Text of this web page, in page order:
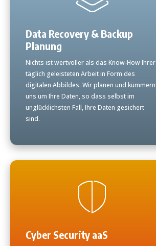
Data Recovery & Backup
Planung
Nichts ist wertvoller als das Know-How Ihrer
täglich geleisteten Arbeit in Form des
digitalen Abbildes. Wir planen und kümmern
uns um Ihre Daten, so dass selbst im
unglücklichsten Fall, Ihre Daten gesichert
sind.
Cyber Security aaS